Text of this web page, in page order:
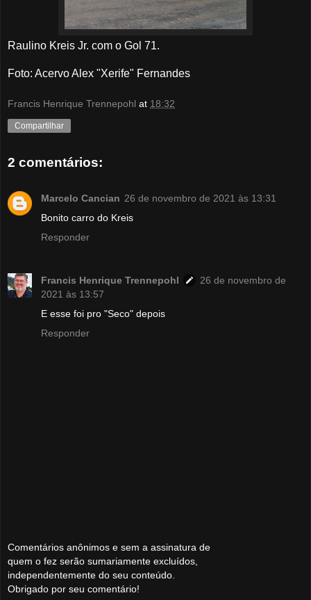
Raulino Kreis Jr. com o Gol 71.
Foto: Acervo Alex "Xerife" Fernandes
Francis Henrique Trennepohl at 18:32
Compartilhar
2 comentários:
Marcelo Cancian 26 de novembro de 2021 às 13:31
Bonito carro do Kreis
Responder
Francis Henrique Trennepohl
26 de novembro de
2021 às 13:57
E esse foi pro "Seco" depois
Responder
Comentários anônimos e sem a assinatura de
quem o fez serão sumariamente excluídos,
independentemente do seu conteúdo.
Obrigado por seu comentário!